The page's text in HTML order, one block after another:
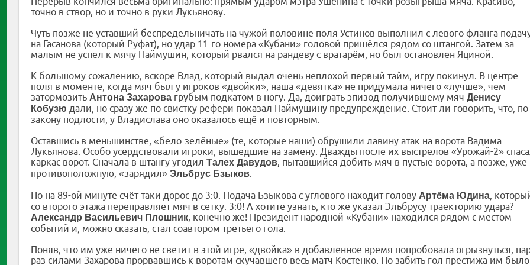
точно в створ, но и точно в руки Лукьянову.
Чуть позже не уставший беспредельничать на чужой половине поля Устинов выполнил с левого фланга
на Гасанова (который Руфат), но удар 11-го номера «Кубани» головой пришёлся рядом со штангой. Затем за
малым не успел к мячу Наймушин, который рвался на рандеву с вратарём, но был остановлен Яциной.
К большому сожалению, вскоре Влад, который выдал очень неплохой первый тайм, игру покинул. В центре
поля в моменте, когда мяч был у игроков «двойки», наша «девятка» не придумала ничего «лучше», чем
затормозить Антона Захарова грубым подкатом в ногу. Да, доиграть эпизод получившему мяч Денису
Кобузю дали, но сразу же по свистку рефери показал Наймушину предупреждение. Стоит ли говорить, что, по
закону подлости, у Владислава оно оказалось ещё и повторным.
Оставшись в меньшинстве, «бело-зелёные» (те, которые наши) обрушили лавину атак на ворота Вадима
Лукьянова. Особо усердствовали игроки, вышедшие на замену. Дважды после их выстрелов «Урожай-2»
каркас ворот. Сначала в штангу угодил Талех Давудов, пытавшийся добить мяч в пустые ворота, а позже, уже
противоположную, «зарядил» Эльбрус Бзыков.
Но на 89-ой минуте счёт таки дорос до 3:0. Подача Бзыкова с углового находит голову Артёма Юдина,
со второго этажа переправляет мяч в сетку. 3:0! А хотите узнать, кто же указал Эльбрусу траекторию удара?
Александр Васильевич Плошник, конечно же! Президент народной «Кубани» находился рядом с местом
событий и, можно сказать, стал соавтором третьего гола.
Поняв, что им уже ничего не светит в этой игре, «двойка» в добавленное время попробовала огрызнуться,
раз силами Захарова прорвавшись к воротам скучавшего весь матч Костенко. Но забить гол престижа им было